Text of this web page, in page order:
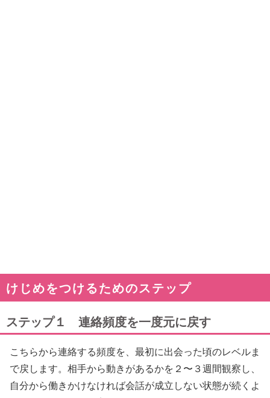
けじめをつけるためのステップ
ステップ１ 連絡頻度を一度元に戻す
こちらから連絡する頻度を、最初に出会った頃のレベルま
で戻します。相手から動きがあるかを２〜３週間観察し、
自分から働きかけなければ会話が成立しない状態が続くよ